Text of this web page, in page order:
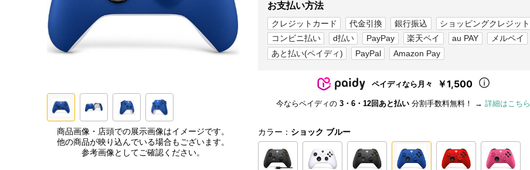
商品画像・店頭での展示画像はイメージです。
他の商品が映り込んでいる場合もございます。
参考画像としてご確認ください。
お支払い方法
クレジットカード 代金引換 銀行振込
ショッピングクレジット
コンビニ払い
d払い PayPay 楽天ペイ au PAY
メルペイ
あと払い(ペイディ)
PayPal Amazon Pay
ペイディなら月々 ￥1,500
今ならペイディの 3・6・12回あと払い 分割手数料無料！ → 詳細はこちら
カラー： ショック ブルー